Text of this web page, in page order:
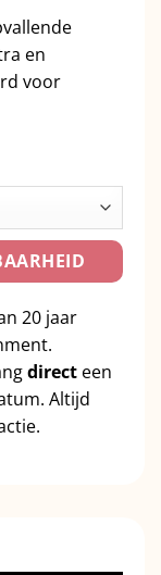
en
voor
20 jaar
direct een
Altijd